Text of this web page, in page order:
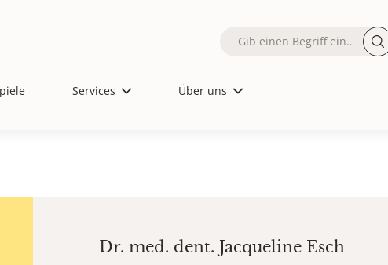
Services Über uns
Fulltext
Dr. med. dent. Jacqueline Esch